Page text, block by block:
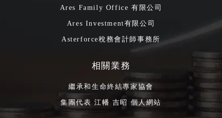
Ares Family Office 有限公司
Ares Investment有限公司
Asterforce稅務會計師事務所
相關業務
繼承和生命終結專家協會
集團代表 江幡 吉昭 個人網站